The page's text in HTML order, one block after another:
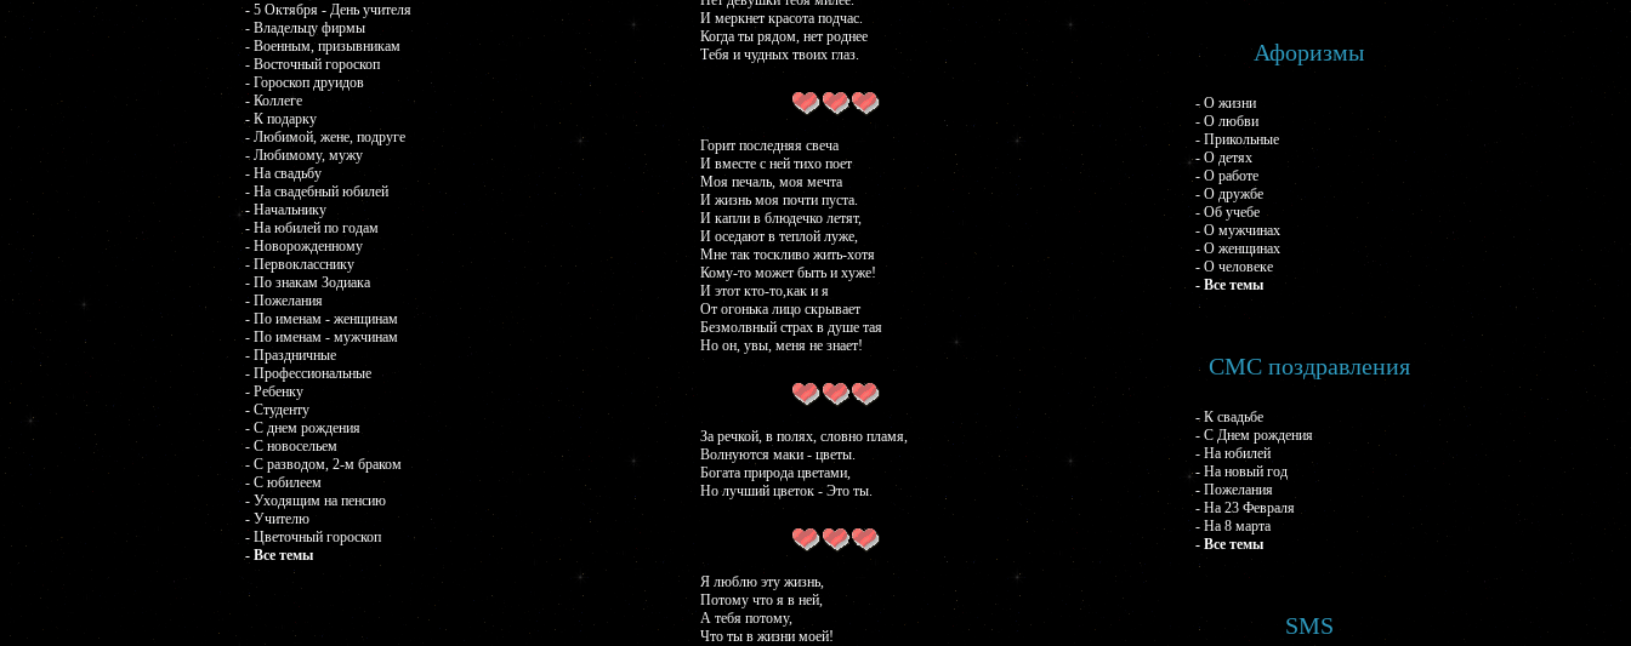
- 5 Октября - День учителя
- Владельцу фирмы
- Военным, призывникам
- Восточный гороскоп
- Гороскоп друидов
- Коллеге
- К подарку
- Любимой, жене, подруге
- Любимому, мужу
- На свадьбу
- На свадебный юбилей
- Начальнику
- На юбилей по годам
- Новорожденному
- Первокласснику
- По знакам Зодиака
- Пожелания
- По именам - женщинам
- По именам - мужчинам
- Праздничные
- Профессиональные
- Ребенку
- Студенту
- С днем рождения
- С новосельем
- С разводом, 2-м браком
- С юбилеем
- Уходящим на пенсию
- Учителю
- Цветочный гороскоп
- Все темы
И меркнет красота подчас.
Когда ты рядом, нет роднее
Тебя и чудных твоих глаз.
Горит последняя свеча
И вместе с ней тихо поет
Моя печаль, моя мечта
И жизнь моя почти пуста.
И капли в блюдечко летят,
И оседают в теплой луже,
Мне так тоскливо жить-хотя
Кому-то может быть и хуже!
И этот кто-то,как и я
От огонька лицо скрывает
Безмолвный страх в душе тая
Но он, увы, меня не знает!
За речкой, в полях, словно пламя,
Волнуются маки - цветы.
Богата природа цветами,
Но лучший цветок - Это ты.
Я люблю эту жизнь,
Потому что я в ней,
А тебя потому,
Что ты в жизни моей!
Афоризмы
- О жизни
- О любви
- Прикольные
- О детях
- О работе
- О дружбе
- Об учебе
- О мужчинах
- О женщинах
- О человеке
- Все темы
СМС поздравления
- К свадьбе
- С Днем рождения
- На юбилей
- На новый год
- Пожелания
- На 23 Февраля
- На 8 марта
- Все темы
SMS